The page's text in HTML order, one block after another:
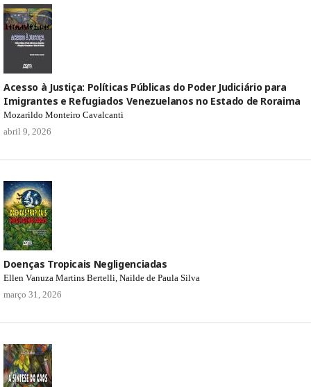
Acesso à Justiça: Políticas Públicas do Poder Judiciário para
Imigrantes e Refugiados Venezuelanos no Estado de Roraima
Mozarildo Monteiro Cavalcanti
abril 9, 2026
Doenças Tropicais Negligenciadas
Ellen Vanuza Martins Bertelli, Nailde de Paula Silva
março 31, 2026